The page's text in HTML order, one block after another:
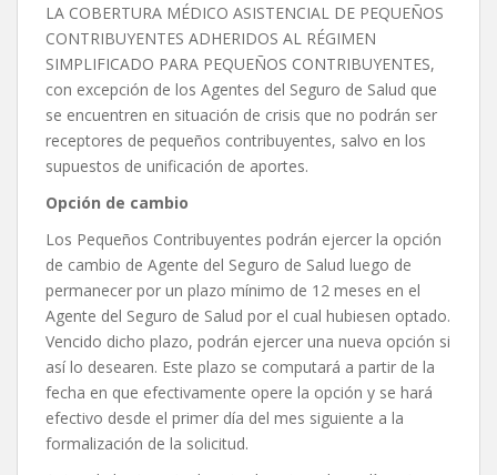
LA COBERTURA MÉDICO ASISTENCIAL DE PEQUEÑOS
CONTRIBUYENTES ADHERIDOS AL RÉGIMEN
SIMPLIFICADO PARA PEQUEÑOS CONTRIBUYENTES,
con excepción de los Agentes del Seguro de Salud que
se encuentren en situación de crisis que no podrán ser
receptores de pequeños contribuyentes, salvo en los
supuestos de unificación de aportes.
Opción de cambio
Los Pequeños Contribuyentes podrán ejercer la opción
de cambio de Agente del Seguro de Salud luego de
permanecer por un plazo mínimo de 12 meses en el
Agente del Seguro de Salud por el cual hubiesen optado.
Vencido dicho plazo, podrán ejercer una nueva opción si
así lo desearen. Este plazo se computará a partir de la
fecha en que efectivamente opere la opción y se hará
efectivo desde el primer día del mes siguiente a la
formalización de la solicitud.